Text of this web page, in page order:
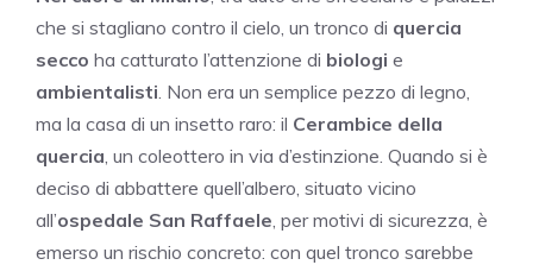
che si stagliano contro il cielo, un tronco di quercia
secco ha catturato l’attenzione di biologi e
ambientalisti . Non era un semplice pezzo di legno,
ma la casa di un insetto raro: il Cerambice della
quercia , un coleottero in via d’estinzione. Quando si è
deciso di abbattere quell’albero, situato vicino
all’ospedale San Raffaele , per motivi di sicurezza, è
emerso un rischio concreto: con quel tronco sarebbe